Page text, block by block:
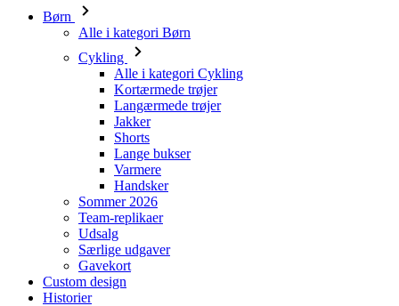
Børn
Alle i kategori Børn
Cykling
Alle i kategori Cykling
Kortærmede trøjer
Langærmede trøjer
Jakker
Shorts
Lange bukser
Varmere
Handsker
Sommer 2026
Team-replikaer
Udsalg
Særlige udgaver
Gavekort
Custom design
Historier